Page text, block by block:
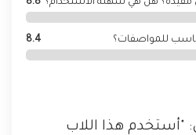
مفيدة؟ هل هي سهلة الاستخدام؟ 8.8
للمواصفات؟ 8.4
هذا اللاب